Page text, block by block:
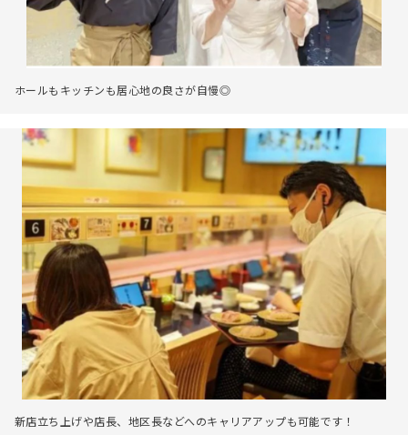
ホールもキッチンも居心地の良さが自慢◎
新店立ち上げや店長、地区長などへのキャリアアップも可能です！